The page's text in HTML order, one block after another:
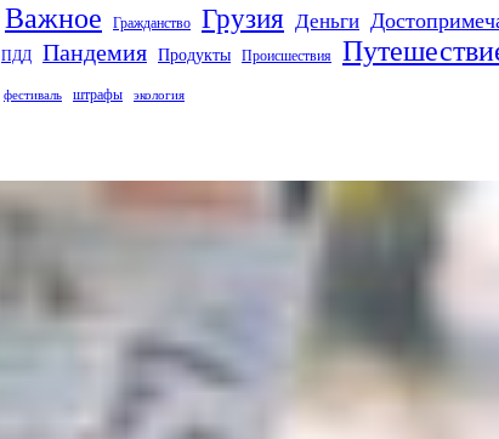
Важное Гражданство Грузия Деньги
ПДД Пандемия Продукты Происшествия
фестиваль штрафы экология